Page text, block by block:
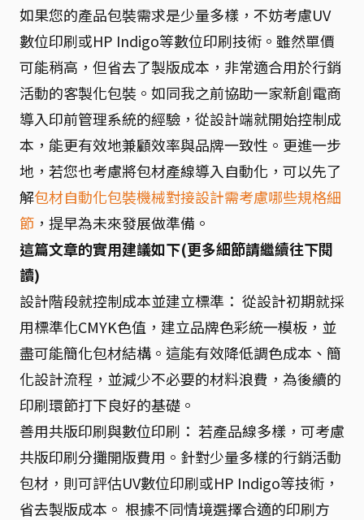
如果您的產品包裝需求是少量多樣，不妨考慮UV
數位印刷或HP Indigo等數位印刷技術。雖然單價
可能稍高，但省去了製版成本，非常適合用於行銷
活動的客製化包裝。如同我之前協助一家新創電商
導入印前管理系統的經驗，從設計端就開始控制成
本，能更有效地兼顧效率與品牌一致性。更進一步
地，若您也考慮將包材產線導入自動化，可以先了
解包材自動化包裝機械對接設計需考慮哪些規格細
節 ，提早為未來發展做準備。
這篇文章的實用建議如下(更多細節請繼續往下閱
讀)
設計階段就控制成本並建立標準： 從設計初期就採
用標準化CMYK色值，建立品牌色彩統一模板，並
盡可能簡化包材結構。這能有效降低調色成本、簡
化設計流程，並減少不必要的材料浪費，為後續的
印刷環節打下良好的基礎。
善用共版印刷與數位印刷： 若產品線多樣，可考慮
共版印刷分攤開版費用。針對少量多樣的行銷活動
包材，則可評估UV數位印刷或HP Indigo等技術，
省去製版成本。 根據不同情境選擇合適的印刷方